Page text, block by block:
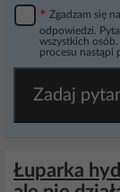
* Zgadzam się
odpowiedzi.
wszystkich
procesu nastąpi
Zadaj
Łuparka